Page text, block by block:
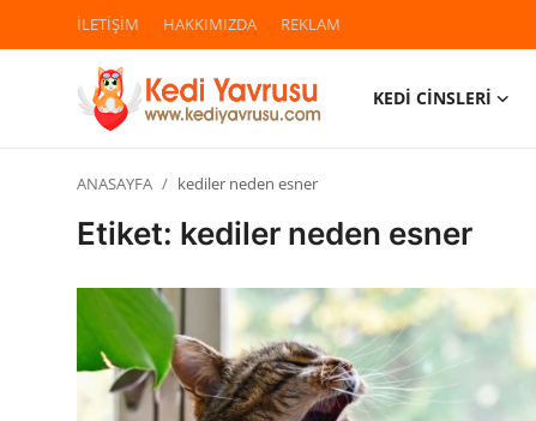
İLETİŞİM HAKKIMIZDA REKLAM
KEDİ CİNSLERİ
Giriş
KEDİ CİNSLERİ
ANASAYFA kediler neden esner
Etiket: kediler neden esner